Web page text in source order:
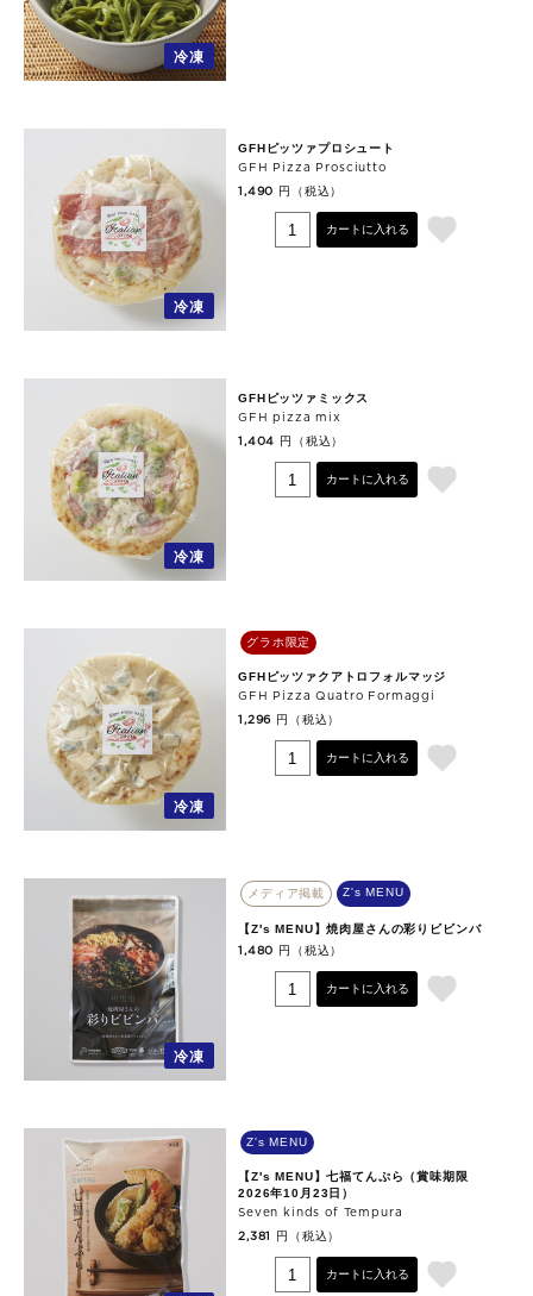
冷凍
冷凍
GFHピッツァプロシュート
GFH Pizza Prosciutto
1,490 円（税込）
カートに入れる
冷凍
GFHピッツァミックス
GFH pizza mix
1,404 円（税込）
カートに入れる
冷凍
グラホ限定
GFHピッツァクアトロフォルマッジ
GFH Pizza Quatro Formaggi
1,296 円（税込）
カートに入れる
冷凍
メディア掲載 Z's MENU
【Z's MENU】焼肉屋さんの彩りビビンバ
1,480 円（税込）
カートに入れる
Z's MENU
【Z's MENU】七福てんぷら（賞味期限
2026年10月23日）
Seven kinds of Tempura
2,381 円（税込）
カートに入れる